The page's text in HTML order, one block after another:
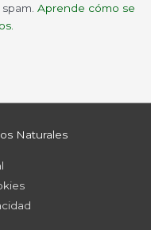
spam.Aprende cómo se
Naturales